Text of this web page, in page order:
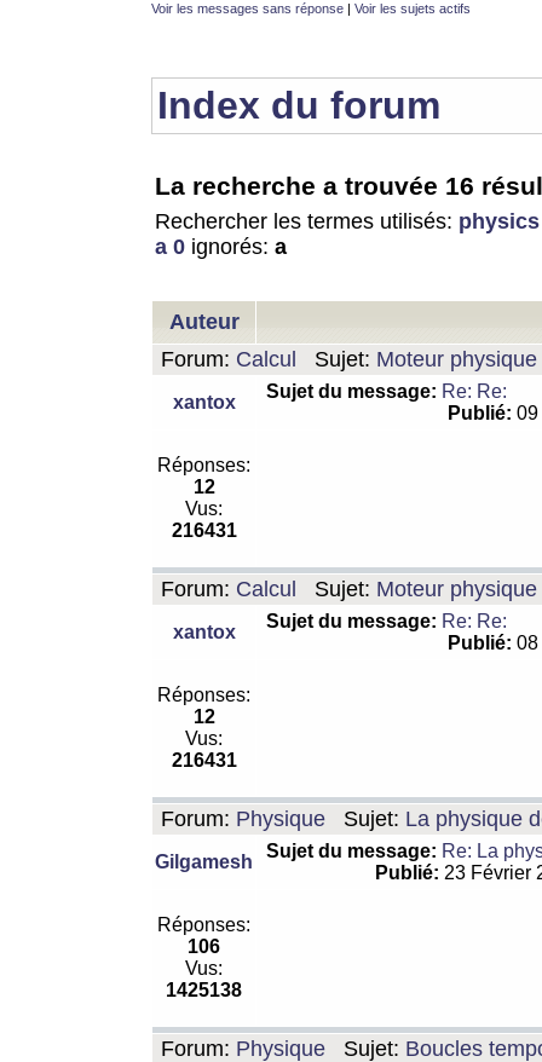
Voir les messages sans réponse | Voir les sujets actifs
Index du forum
La recherche a trouvée 16
Rechercher les termes utilisés: physics
a 0 ignorés: a
Auteur
Forum: Calcul Sujet: Moteur
xantox
Sujet du message: Re: Re:
Publié:
Réponses:
12
Vus:
216431
Forum: Calcul Sujet: Moteur
xantox
Sujet du message: Re: Re:
Publié:
Réponses:
12
Vus:
216431
Forum: Physique Sujet: La physique
Gilgamesh
Sujet du message: Re: La
Publié: 23 Février
Réponses:
106
Vus:
1425138
Forum: Physique Sujet: Boucles